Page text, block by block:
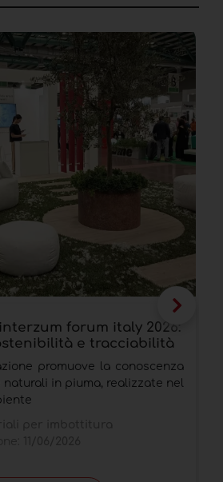
forum italy 2026:
e tracciabilità
promuove la conoscenza
in piuma, realizzate nel